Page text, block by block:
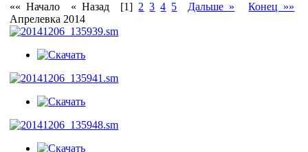
«« Начало « Назад [1] 2 3 4 5 Дальше »
Конец »»
Апрелевка 2014